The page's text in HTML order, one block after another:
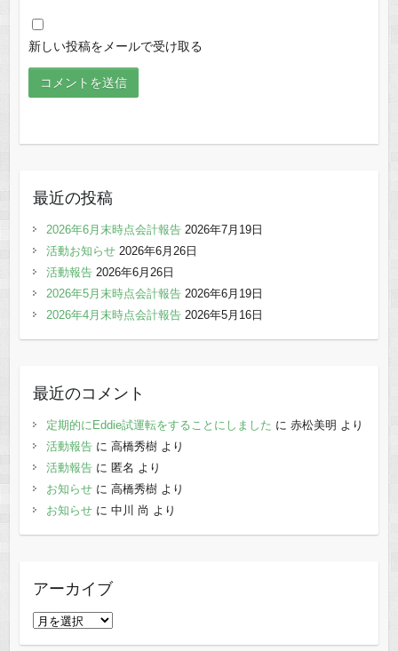
新しい投稿をメールで受け取る
最近の投稿
2026年6月末時点会計報告 2026年7月19日
活動お知らせ 2026年6月26日
活動報告 2026年6月26日
2026年5月末時点会計報告 2026年6月19日
2026年4月末時点会計報告 2026年5月16日
最近のコメント
定期的にEddie試運転をすることにしました に 赤松美明 より
活動報告に 高橋秀樹より
活動報告に 匿名 より
お知らせに 高橋秀樹より
お知らせに 中川 尚 より
アーカイブ
ア
ー